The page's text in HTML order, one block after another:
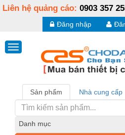
Liên hệ quảng cáo: 0903 357
Đăng nhập
Sản phẩm Nhà cung cấp
Danh mục